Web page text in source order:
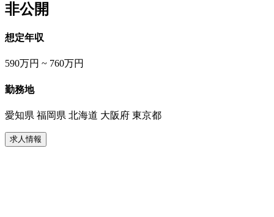
非公開
想定年収
590万円 ~ 760万円
勤務地
愛知県 福岡県 北海道 大阪府 東京都
求人情報